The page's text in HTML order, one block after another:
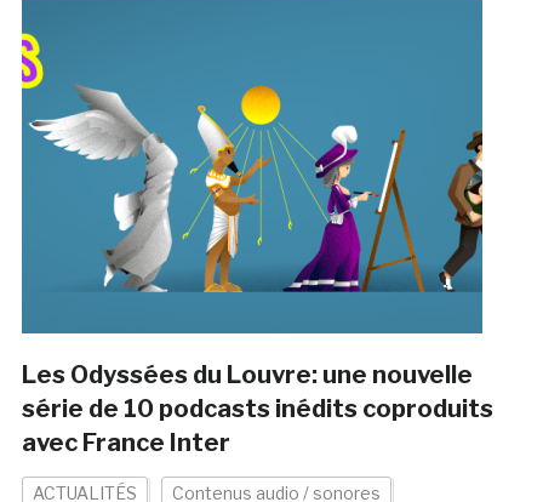
Les Odyssées du Louvre: une nouvelle
série de 10 podcasts inédits coproduits
avec France Inter
ACTUALITÉS Contenus audio / sonores